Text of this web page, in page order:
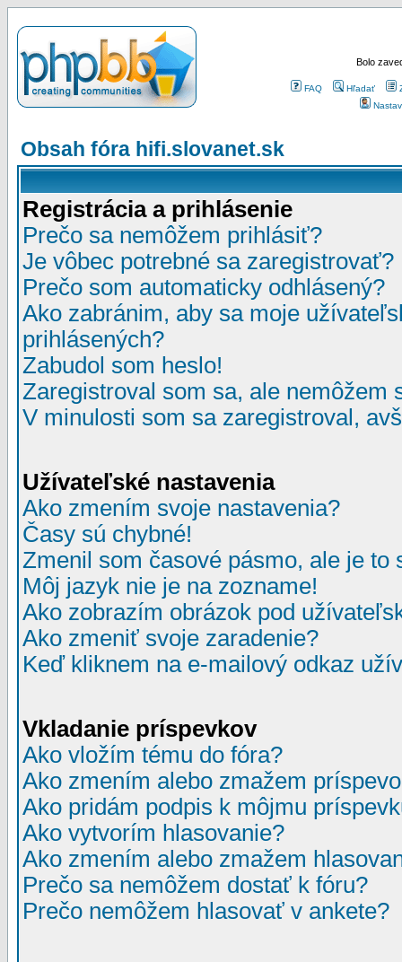
Bolo
FAQ Hľadať
Obsah fóra hifi.slovanet.sk
Registrácia a prihlásenie
Prečo sa nemôžem prihlásiť?
Je vôbec potrebné sa zaregistrovať?
Prečo som automaticky odhlásený?
Ako zabránim, aby sa moje
prihlásených?
Zabudol som heslo!
Zaregistroval som sa, ale nemôžem
V minulosti som sa zaregistroval,
Užívateľské nastavenia
Ako zmením svoje nastavenia?
Časy sú chybné!
Zmenil som časové pásmo, ale je to
Môj jazyk nie je na zozname!
Ako zobrazím obrázok pod
Ako zmeniť svoje zaradenie?
Keď kliknem na e-mailový odkaz
Vkladanie príspevkov
Ako vložím tému do fóra?
Ako zmením alebo zmažem
Ako pridám podpis k môjmu
Ako vytvorím hlasovanie?
Ako zmením alebo zmažem
Prečo sa nemôžem dostať k fóru?
Prečo nemôžem hlasovať v ankete?